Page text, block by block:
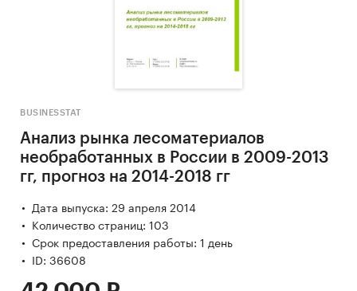
BUSINESSTAT
Анализ рынка лесоматериалов
необработанных в России в 2009-2013
гг, прогноз на 2014-2018 гг
Дата выпуска: 29 апреля 2014
Количество страниц: 103
Срок предоставления работы: 1 день
ID: 36608